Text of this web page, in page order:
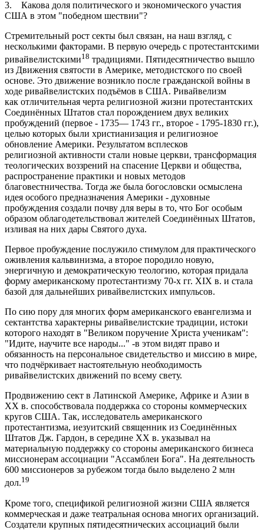
3. Какова доля политического и экономического участия
США в этом "победном шествии"?
Стремительный рост секты был связан, на наш взгляд, с
несколькими факторами. В первую очередь с протестантскими
ривайвелистскими18 традициями. Пятидесятничество вышло
из Движения святости в Америке, методистского по своей
основе. Это движение возникло после гражданской войны в
ходе ривайвелистских подъёмов в США. Ривайвелизм
как отличительная черта религиозной жизни протестантских
Соединённых Штатов стал порождением двух великих
пробуждений (первое - 1735— 1743 гг., второе - 1795-1830 гг.),
целью которых были христианизация и религиозное
обновление Америки. Результатом всплесков
религиозной активности стали новые церкви, трансформация
теологических воззрений на спасение Церкви и общества,
распространение практики и новых методов
благовестничества. Тогда же была богословски осмыслена
идея особого предназначения Америки - духовные
пробуждения создали почву для веры в то, что Бог особым
образом облагодетельствовал жителей Соединённых Штатов,
изливая на них дары Святого духа.
Первое пробуждение послужило стимулом для практического
оживления кальвинизма, а второе породило новую,
энергичную и демократическую теологию, которая придала
форму американскому протестантизму 70-х гг. XIX в. и стала
базой для дальнейших ривайвелистских импульсов.
По сию пору для многих форм американского евангелизма и
сектантства характерны ривайвелистские традиции, истоки
которого находят в "Великом поручение Христа ученикам":
"Идите, научите все народы..." -в этом видят право и
обязанность на персональное свидетельство и миссию в мире,
что подчёркивает настоятельную необходимость
ривайвелистских движений по всему свету.
Продвижению сект в Латинской Америке, Африке и Азии в
ХХ в. способствовала поддержка со стороны коммерческих
кругов США. Так, исследователь американского
протестантизма, иезуитский священник из Соединённых
Штатов Дж. Гардон, в середине ХХ в. указывал на
материальную поддержку со стороны американского бизнеса
миссионерам ассоциации "Ассамблеи Бога". На деятельность
600 миссионеров за рубежом тогда было выделено 2 млн
дол.19
Кроме того, спецификой религиозной жизни США является
коммерческая и даже театральная основа многих организаций.
Создатели крупных пятидесятнических ассоциаций были